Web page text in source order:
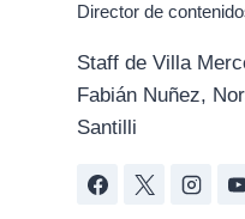
Director de
Staff de Villa
Fabián Nuñez,
Santilli